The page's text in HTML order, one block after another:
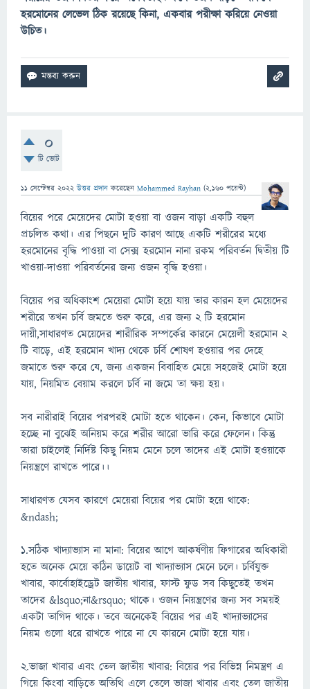
হরমোনের লেভেল ঠিক রয়েছে কিনা, একবার পরীক্ষা করিয়ে নেওয়া
উচিত।
0
টি ভোট
11 সেপ্টেম্বর 2022 উত্তর প্রদান করেছেন Mohammed Rayhan (2,160 পয়েন্ট)
বিয়ের পরে মেয়েদের মোটা হওয়া বা ওজন বাড়া একটি বহুল
প্রচলিত কথা। এর পিছনে দুটি কারণ আছে একটি শরীরের মধ্যে
হরমোনের বৃদ্ধি পাওয়া বা সেক্স হরমোন নানা রকম পরিবর্তন দ্বিতীয় টি
খাওয়া-দাওয়া পরিবর্তনের জন্য ওজন বৃদ্ধি হওয়া।
বিয়ের পর অধিকাংশ মেয়েরা মোটা হয়ে যায় তার কারন হল মেয়েদের
শরীরে তখন চর্বি জমতে শুরু করে, এর জন্য ২ টি হরমোন
দায়ী,সাধারণত মেয়েদের শারীরিক সম্পর্কের কারনে মেয়েলী হরমোন ২
টি বাড়ে, এই হরমোন খাদ্য থেকে চর্বি শোষণ হওয়ার পর দেহে
জমাতে শুরু করে যে, জন্য একজন বিবাহিত মেয়ে সহজেই মোটা হয়ে
যায়, নিয়মিত বেয়াম করলে চর্বি না জমে তা ক্ষয় হয়।
সব নারীরাই বিয়ের পরপরই মোটা হতে থাকেন। কেন, কিভাবে মোটা
হচ্ছে না বুঝেই অনিয়ম করে শরীর আরো ভারি করে ফেলেন। কিন্তু
তারা চাইলেই নির্দিষ্ট কিছু নিয়ম মেনে চলে তাদের এই মোটা হওয়াকে
নিয়ন্ত্রণে রাখতে পারে।।
সাধারণত যেসব কারণে মেয়েরা বিয়ের পর মোটা হয়ে থাকে:
&ndash;
১.সঠিক খাদ্যাভ্যাস না মানা: বিয়ের আগে আকর্ষণীয় ফিগারের অধিকারী
হতে অনেক মেয়ে কঠিন ডায়েট বা খাদ্যাভ্যাস মেনে চলে। চর্বিযুক্ত
খাবার, কার্বোহাইড্রেট জাতীয় খাবার, ফাস্ট ফুড সব কিছুতেই তখন
তাদের &lsquo;না&rsquo; থাকে। ওজন নিয়ন্ত্রণের জন্য সব সময়ই
একটা তাগিদ থাকে। তবে অনেকেই বিয়ের পর এই খাদ্যাভ্যাসের
নিয়ম গুলো ধরে রাখতে পারে না যে কারনে মোটা হয়ে যায়।
২.ভাজা খাবার এবং তেল জাতীয় খাবার: বিয়ের পর বিভিন্ন নিমন্ত্রণ এ
গিয়ে কিংবা বাড়িতে অতিথি এলে তেলে ভাজা খাবার এবং তেল জাতীয়